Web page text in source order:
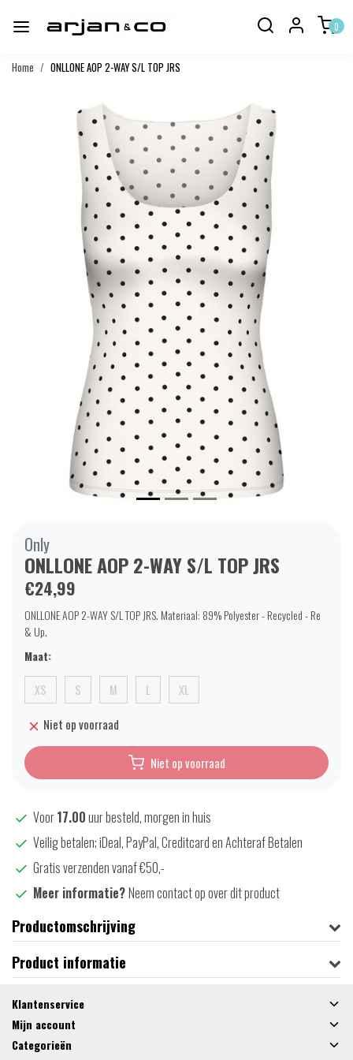
0
Home ONLLONE AOP 2-WAY S/L TOP JRS
Only
ONLLONE AOP 2-WAY S/L TOP JRS
€24,99
ONLLONE AOP 2-WAY S/L TOP JRS. Materiaal: 89% Polyester - Recycled - Re
& Up.
Maat:
XS S M L XL
Niet op voorraad
Niet op voorraad
Voor17.00uur besteld, morgen in huis
Veilig betalen; iDeal, PayPal, Creditcard en Achteraf Betalen
Gratis verzenden vanaf €50,-
Meer informatie?Neem contact op over dit product
Productomschrijving
Product informatie
Klantenservice
Mijn account
Categorieën